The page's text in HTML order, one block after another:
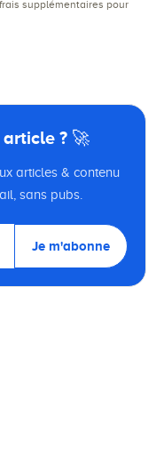
supplémentaires pour
? 🚀
articles & contenu
sans pubs.
Je m'abonne